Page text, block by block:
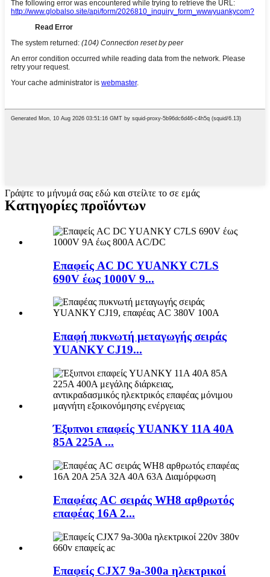
Γράψτε το μήνυμά σας εδώ και στείλτε το σε εμάς
Κατηγορίες προϊόντων
Επαφείς AC DC YUANKY C7LS
690V έως 1000V 9...
Επαφή πυκνωτή μεταγωγής σειράς
YUANKY CJ19...
Έξυπνοι επαφείς YUANKY 11A 40A
85A 225A ...
Επαφέας AC σειράς WH8 αρθρωτός
επαφέας 16A 2...
Επαφείς CJX7 9a-300a ηλεκτρικοί